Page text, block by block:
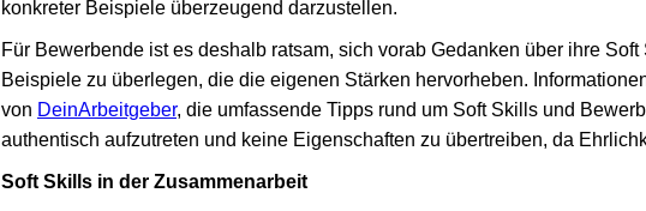
konkreter Beispiele überzeugend darzustellen.
Für Bewerbende ist es deshalb ratsam, sich vorab Gedanken über ihre
Beispiele zu überlegen, die die eigenen Stärken hervorheben.
von DeinArbeitgeber, die umfassende Tipps rund um Soft Skills und
authentisch aufzutreten und keine Eigenschaften zu übertreiben, da
Soft Skills in der Zusammenarbeit